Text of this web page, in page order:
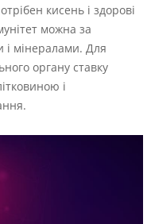
кисень і здорові
можна за
і мінералами. Для
органу ставку
і